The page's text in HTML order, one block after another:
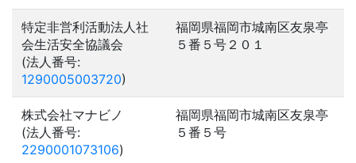
特定非営利活動法人社
会生活安全協議会
(法人番号:
1290005003720)
福岡県福岡市城南区友泉亭
５番５号２０１
株式会社マナビノ
(法人番号:
2290001073106)
福岡県福岡市城南区友泉亭
５番５号